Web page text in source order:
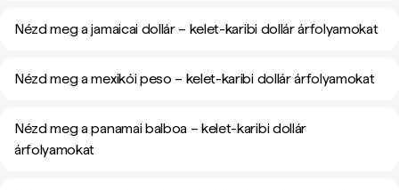
Nézd meg a jamaicai dollár – kelet-karibi dollár árfolyamokat
Nézd meg a mexikói peso – kelet-karibi dollár árfolyamokat
Nézd meg a panamai balboa – kelet-karibi dollár
árfolyamokat